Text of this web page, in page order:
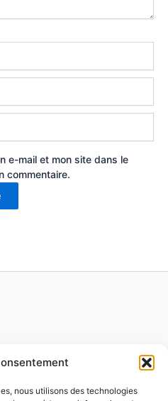
nous utilisons des technologies
e-mail et mon site dans le
commentaire.